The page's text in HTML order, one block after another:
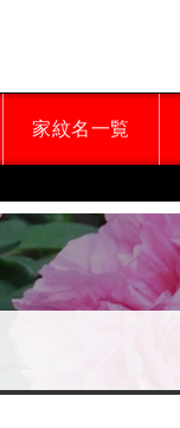
家紋名一覧